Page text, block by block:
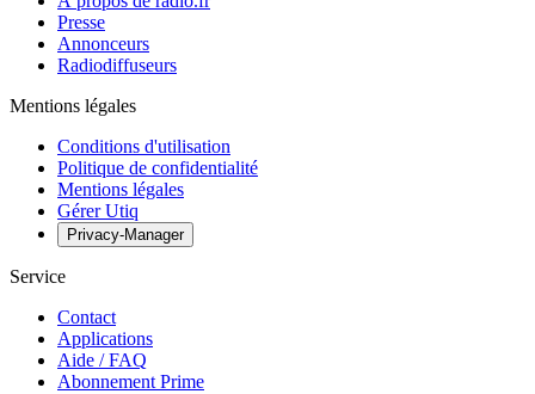
Presse
Annonceurs
Radiodiffuseurs
Mentions légales
Conditions d'utilisation
Politique de confidentialité
Mentions légales
Gérer Utiq
Privacy-Manager
Service
Contact
Applications
Aide / FAQ
Abonnement Prime